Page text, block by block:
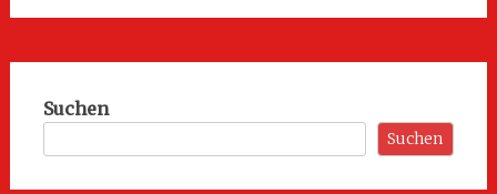
Suchen
Suchen